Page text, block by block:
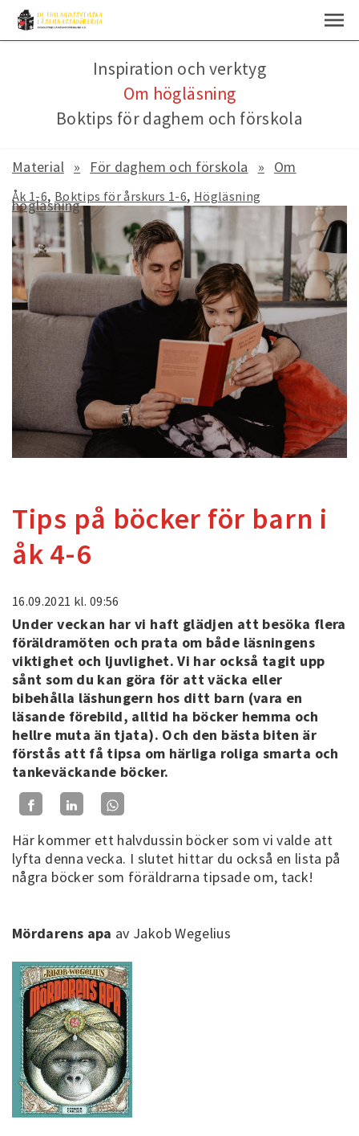
Material För daghem och förskola Om
högläsning
Inspiration och verktyg
Om högläsning
Boktips för daghem och förskola
Åk 1-6 Boktips för årskurs 1-6 Högläsning
Tips på böcker för barn i
åk 4-6
16.09.2021 kl. 09:56
Under veckan har vi haft glädjen att besöka flera
föräldramöten och prata om både läsningens
viktighet och ljuvlighet. Vi har också tagit upp
sånt som du kan göra för att väcka eller
bibehålla läshungern hos ditt barn (vara en
läsande förebild, alltid ha böcker hemma och
hellre muta än tjata). Och den bästa biten är
förstås att få tipsa om härliga roliga smarta och
tankeväckande böcker.
Här kommer ett halvdussin böcker som vi valde att
lyfta denna vecka. I slutet hittar du också en lista på
några böcker som föräldrarna tipsade om, tack!
Mördarens apa av Jakob Wegelius